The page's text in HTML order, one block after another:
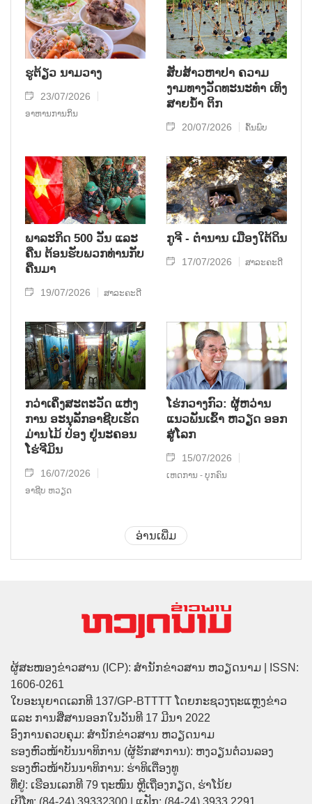
ຮູຕ້ຽວ ນາມວາງ
23/07/2026
ອາຫານການກິນ
ສັບສ້າວຫາປາ ຄວາມ
ງາມທາງວັດທະນະທໍາ ເທິງ
ສາຍນໍ້າ ຕິກ
20/07/2026 ຄົ້ນພົບ
ພາລະກິດ 500 ວັນ ແລະ
ຄືນ ຕ້ອນຮັບພວກທ່ານກັບ
ຄືນມາ
19/07/2026 ສາລະຄະດີ
ກູຈີ - ຕໍານານ ເມືອງໃຕ້ດິນ
17/07/2026 ສາລະຄະດີ
ກວ່າເຄິ່ງສະຕະວັດ ແຫ່ງ
ການ ອະນຸລັກອາຊີບເຮັດ
ມ່ານໄມ້ ປ່ອງ ຢູ່ນະຄອນ
ໂຮ່ຈີມິນ
16/07/2026
ອາຊີບ ຫວຽດ
ໂຮ່ກວາງກົວ: ຜູ້ຫວ່ານ
ແນວພັນເຂົ້າ ຫວຽດ ອອກ
ສູ່ໂລກ
15/07/2026
ເຫດການ - ບຸກຄົນ
ອ່ານເພີ່ມ
ຜູ້ສະໜອງຂ່າວສານ (ICP): ສຳນັກຂ່າວສານ ຫວຽດນາມ | ISSN:
1606-0261
ໃບອະນຸຍາດເລກທີ 137/GP-BTTTT ໂດຍກະຊວງຖະແຫຼງຂ່າວ
ແລະ ການສື່ສານອອກໃນວັນທີ 17 ມີນາ 2022
ອົງການຄວບຄຸມ: ສຳນັກຂ່າວສານ ຫວຽດນາມ
ຮອງຫົວໜ້າບັນນາທິການ (ຜູ້ຮັກສາການ): ຫງວຽນຕ໋ວນລອງ
ຮອງຫົວໜ້າບັນນາທິການ: ຮ່າທິເຕື່ອງທູ
ທີ່ຢູ່: ເຮືອນເລກທີ 79 ຖະໜົນ ຫຼີເຖື່ອງກຽດ, ຮ່າໂນ້ຍ
ເບີໂທ: (84-24) 39332300 | ແຟັກ: (84-24) 3933 2291